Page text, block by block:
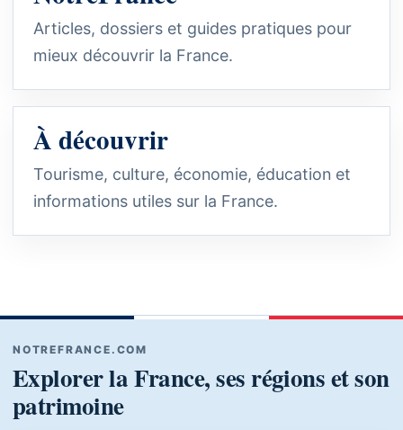
Articles, dossiers et guides pratiques pour
mieux découvrir la France.
À découvrir
Tourisme, culture, économie, éducation et
informations utiles sur la France.
NOTREFRANCE.COM
Explorer la France, ses régions et son
patrimoine